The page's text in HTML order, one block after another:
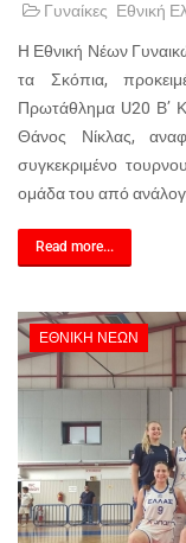
Γυναίκες Εθνική
H Εθνική Νέων
τα Σκόπια,
Πρωτάθλημα U20 Β’
Θάνος Νίκλας,
συγκεκριμένο
ομάδα του από
Read more...
ΕΘΝΙΚΉ ΝΈΩΝ